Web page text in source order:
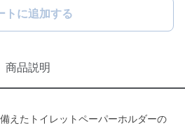
トに追加する
商品説明
えたトイレットペーパーホルダーの